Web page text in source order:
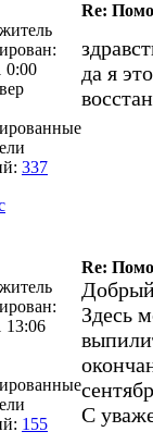
Re:
0:00
337
да я
Re:
13:06
155
Здесь
С